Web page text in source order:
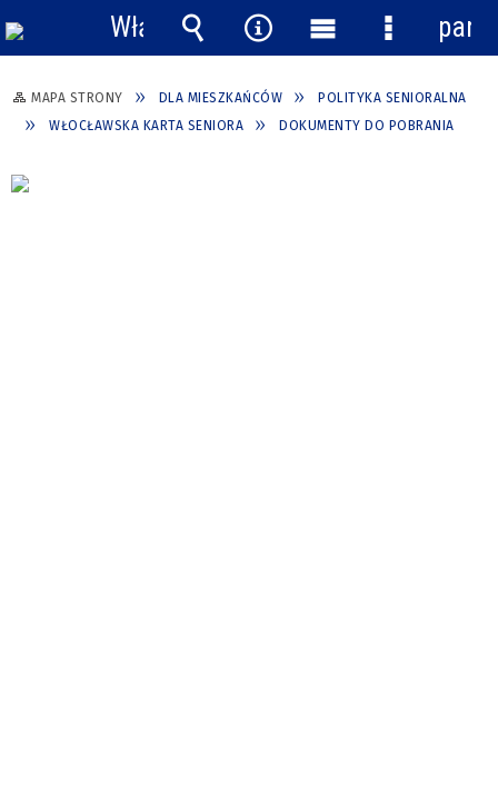
MAPA STRONY DLA MIESZKAŃCÓW
POLITYKA SENIORALNA
WŁOCŁAWSKA KARTA SENIORA
DOKUMENTY DO POBRANIA
Włącz
powiadomienia
Wyszukiwarka
Narzędzia
Menu
główne
Menu
panel